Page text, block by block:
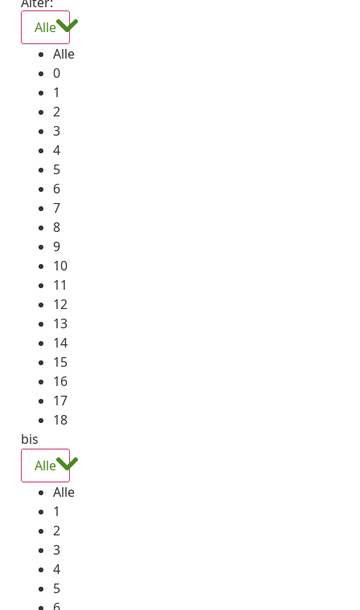
Alle
Alle
0
1
2
3
4
5
6
7
8
9
10
11
12
13
14
15
16
17
18
bis
Alle
Alle
1
2
3
4
5